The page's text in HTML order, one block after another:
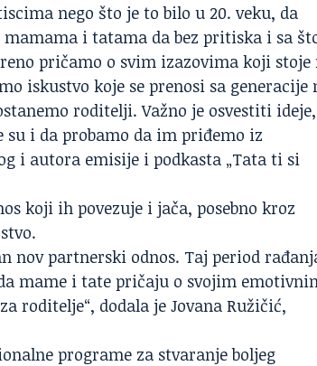
nego što je to bilo u 20. veku, da
i tatama da bez pritiska i sa
pričamo o svim izazovima koji stoje
iskustvo koje se prenosi sa generacije
roditelji. Važno je osvestiti ideje,
su i da probamo da im priđemo iz
i autora emisije i podkasta „Tata ti si
koji ih povezuje i jača, posebno kroz
nov partnerski odnos. Taj period
mame i tate pričaju o svojim
roditelje“, dodala je Jovana Ružičić,
programe za stvaranje boljeg